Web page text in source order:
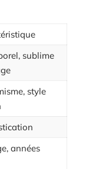
sublime
style
années